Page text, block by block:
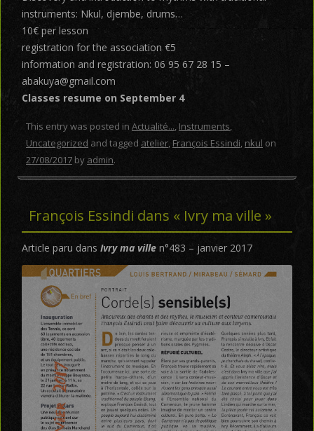
instruments: Nkul, djembe, drums…
10€ per lesson
registration for the association €5
information and registration: 06 95 67 28 15 –
abakuya@gmail.com
Classes resume on September 4
This entry was posted in Actualité..., Instruments,
Uncategorized and tagged atelier, François Essindi,nkul on
27/08/2017by admin.
François Essindi dans « Ivry ma ville »
Article paru dans Ivry ma villen°483 – janvier 2017